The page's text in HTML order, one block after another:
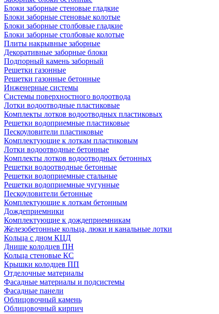
Блоки заборные стеновые гладкие
Блоки заборные стеновые колотые
Блоки заборные столбовые гладкие
Блоки заборные столбовые колотые
Плиты накрывные заборные
Декоративные заборные блоки
Подпорный камень заборный
Решетки газонные
Решетки газонные бетонные
Инженерные системы
Системы поверхностного водоотвода
Лотки водоотводные пластиковые
Комплекты лотков водоотводных пластиковых
Решетки водоприемные пластиковые
Пескоуловители пластиковые
Комплектующие к лоткам пластиковым
Лотки водоотводные бетонные
Комплекты лотков водоотводных бетонных
Решетки водоотводные бетонные
Решетки водоприемные стальные
Решетки водоприемные чугунные
Пескоуловители бетонные
Комплектующие к лоткам бетонным
Дождеприемники
Комплектующие к дождеприемникам
Железобетонные кольца, люки и канальные лотки
Кольца с дном КЦД
Днище колодцев ПН
Кольца стеновые КС
Крышки колодцев ПП
Отделочные материалы
Фасадные материалы и подсистемы
Фасадные панели
Облицовочный камень
Облицовочный кирпич